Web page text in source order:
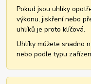
Pokud jsou uhlíky
výkonu, jiskření nebo
uhlíků je proto klíčová.
Uhlíky můžete snadno
nebo podle typu